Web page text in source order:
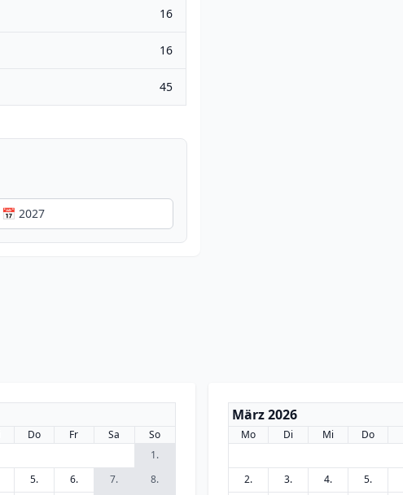
16
16
45
📅 2027
Do Fr Sa
So
1.
5. 6. 7.
8.
März 2026
Mo Di Mi Do
2.
3. 4. 5.